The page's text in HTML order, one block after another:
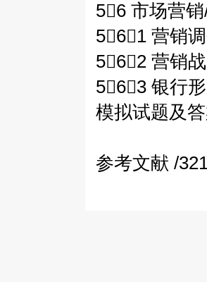
56 市场营
561 营销
562 营销
563 银行
模拟试题及
参考文献 /